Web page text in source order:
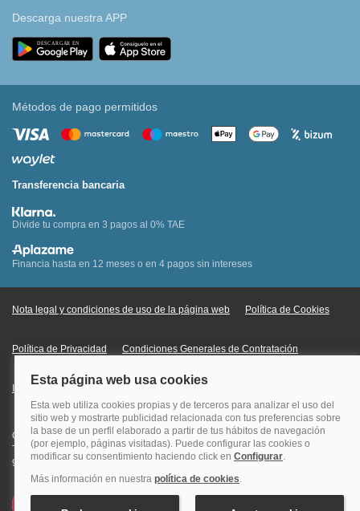
Descarga nuestra APP
Métodos de pago permitidos
Transferencia bancaria
Divide tu compra en 3 pagos al 0% TAE
Financia hasta en 12 meses o en 4 pagos sin intereses
Nota legal y condiciones de uso de la página web Política de Cookies
Política de Privacidad Condiciones Generales de Contratación
Información Legal sobre Mercados en Línea
Quehoteles.com - Especialistas en hoteles © Copyright Veturis Travel S.A.
Todos los derechos reservados. Autorización nº I-AV0000879.4 Tel: +34
915759999